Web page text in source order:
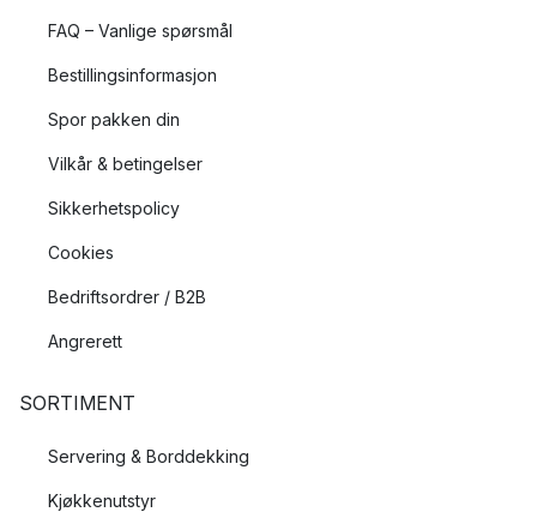
FAQ – Vanlige spørsmål
Bestillingsinformasjon
Spor pakken din
Vilkår & betingelser
Sikkerhetspolicy
Cookies
Bedriftsordrer / B2B
Angrerett
SORTIMENT
Servering & Borddekking
Kjøkkenutstyr